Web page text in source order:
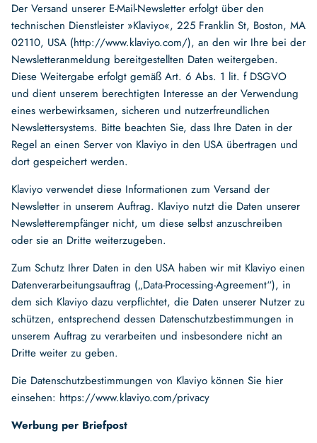
Der Versand unserer E-Mail-Newsletter erfolgt über den
technischen Dienstleister »Klaviyo«, 225 Franklin St, Boston, MA
02110, USA (http://www.klaviyo.com/), an den wir Ihre bei der
Newsletteranmeldung bereitgestellten Daten weitergeben.
Diese Weitergabe erfolgt gemäß Art. 6 Abs. 1 lit. f DSGVO
und dient unserem berechtigten Interesse an der Verwendung
eines werbewirksamen, sicheren und nutzerfreundlichen
Newslettersystems. Bitte beachten Sie, dass Ihre Daten in der
Regel an einen Server von Klaviyo in den USA übertragen und
dort gespeichert werden.
Klaviyo verwendet diese Informationen zum Versand der
Newsletter in unserem Auftrag. Klaviyo nutzt die Daten unserer
Newsletterempfänger nicht, um diese selbst anzuschreiben
oder sie an Dritte weiterzugeben.
Zum Schutz Ihrer Daten in den USA haben wir mit Klaviyo einen
Datenverarbeitungsauftrag („Data-Processing-Agreement“), in
dem sich Klaviyo dazu verpflichtet, die Daten unserer Nutzer zu
schützen, entsprechend dessen Datenschutzbestimmungen in
unserem Auftrag zu verarbeiten und insbesondere nicht an
Dritte weiter zu geben.
Die Datenschutzbestimmungen von Klaviyo können Sie hier
einsehen: https://www.klaviyo.com/privacy
Werbung per Briefpost